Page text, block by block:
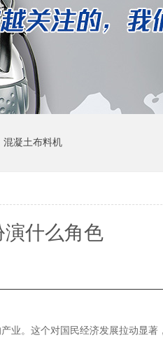
混凝土布料机
演什么角色
业。这个对国民经济发展拉动显著